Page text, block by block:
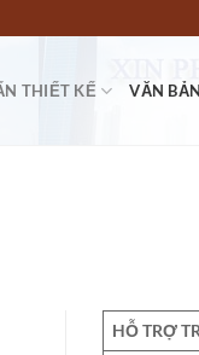
THIẾT KẾ VĂN
HỖ TRỢ